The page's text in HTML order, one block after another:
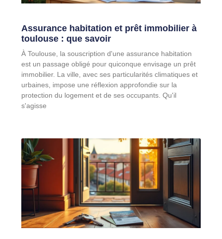
Assurance habitation et prêt immobilier à
toulouse : que savoir
À Toulouse, la souscription d'une assurance habitation
est un passage obligé pour quiconque envisage un prêt
immobilier. La ville, avec ses particularités climatiques et
urbaines, impose une réflexion approfondie sur la
protection du logement et de ses occupants. Qu'il
s'agisse